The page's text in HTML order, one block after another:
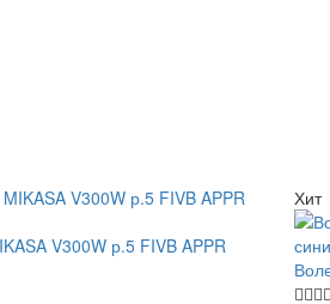
V300W р.5 FIVB APPR
Хит